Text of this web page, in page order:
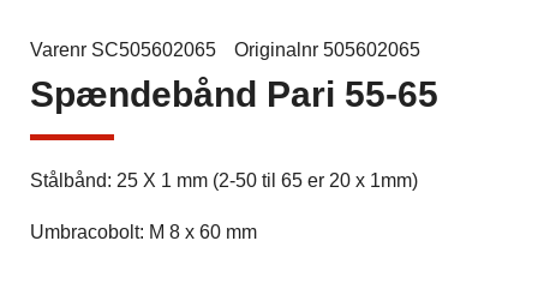
Varenr SC505602065 Originalnr 505602065
Spændebånd Pari 55-65
Stålbånd: 25 X 1 mm (2-50 til 65 er 20 x 1mm)
Umbracobolt: M 8 x 60 mm